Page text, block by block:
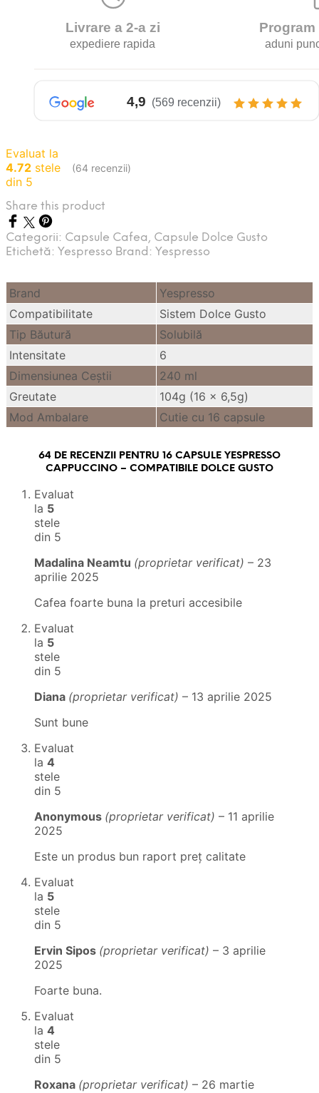
Evaluat la
4.72 stele
din 5
(64 recenzii)
Share this product
Categorii: Capsule Cafea, Capsule Dolce Gusto
Etichetă: Yespresso Brand: Yespresso
Brand
Yespresso
Compatibilitate
Sistem Dolce Gusto
Tip Băutură
Solubilă
Intensitate
6
Dimensiunea Ceştii
240 ml
Greutate
104g (16 x 6,5g)
Mod Ambalare
Cutie cu 16 capsule
64 DE RECENZII PENTRU 16 CAPSULE YESPRESSO
CAPPUCCINO – COMPATIBILE DOLCE GUSTO
Evaluat
la 5
stele
din 5
Madalina Neamtu (proprietar verificat) – 23
aprilie 2025
Cafea foarte buna la preturi accesibile
Evaluat
la 5
stele
din 5
Diana (proprietar verificat) – 13 aprilie 2025
Sunt bune
Evaluat
la 4
stele
din 5
Anonymous (proprietar verificat) – 11 aprilie
2025
Este un produs bun raport preț calitate
Evaluat
la 5
stele
din 5
Ervin Sipos (proprietar verificat) – 3 aprilie
2025
Foarte buna.
Evaluat
la 4
stele
din 5
Roxana (proprietar verificat) – 26 martie